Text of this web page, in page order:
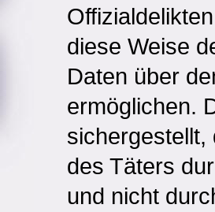
diese Weise
Daten über
ermöglichen.
sichergestellt,
des Täters
und nicht